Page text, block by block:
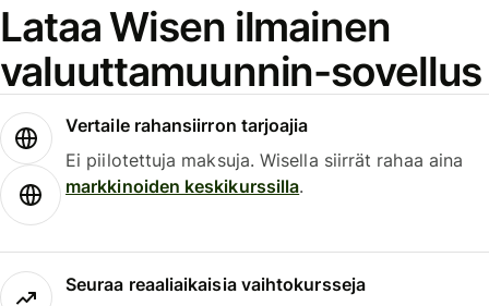
Lataa Wisen ilmainen
valuuttamuunnin-sovellus
Vertaile rahansiirron tarjoajia
Ei piilotettuja maksuja. Wisella siirrät rahaa aina
markkinoiden keskikurssilla.
Seuraa reaaliaikaisia vaihtokursseja